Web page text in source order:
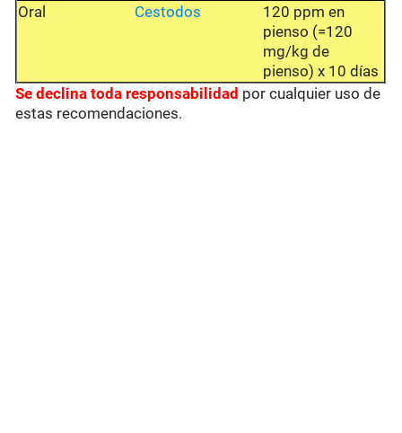
Oral
Cestodos
120 ppm en
pienso (=120
mg/kg de
pienso) x 10 días
Se declina toda responsabilidad por cualquier uso de
estas recomendaciones.